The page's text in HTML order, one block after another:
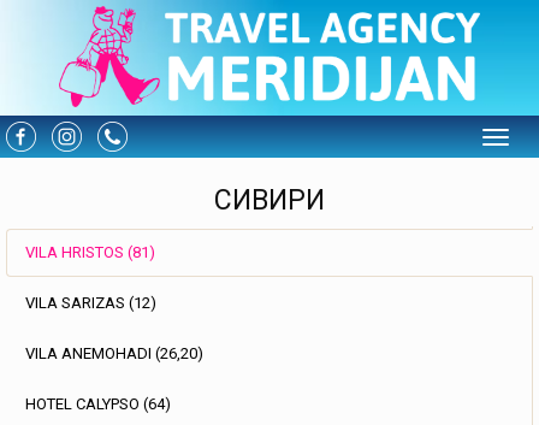
СИВИРИ
VILA HRISTOS (81)
VILA SARIZAS (12)
VILA ANEMOHADI (26,20)
HOTEL CALYPSO (64)